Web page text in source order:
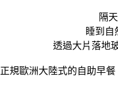
隔
睡到自
透過大片落地
正規歐洲大陸式的自助早